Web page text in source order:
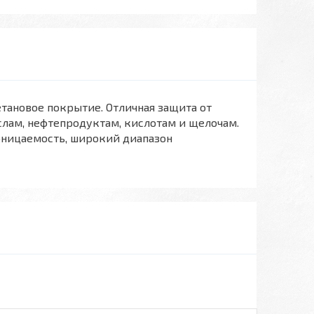
покрытие. Отличная защита от
нефтепродуктам, кислотам и щелочам.
широкий диапазон